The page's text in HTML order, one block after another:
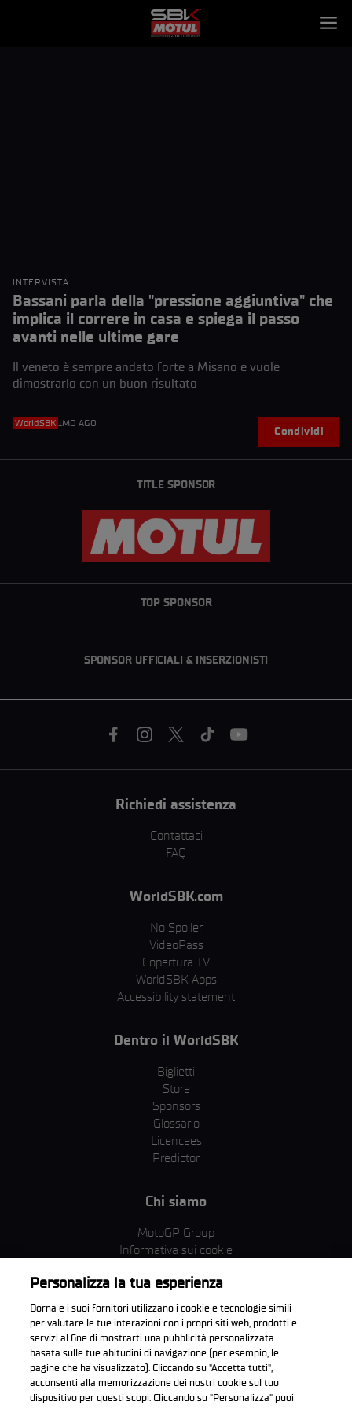
INTERVISTA
Bassani parla della "pressione aggiuntiva" che
implica il correre in casa e spiega il passo
avanti nelle ultime gare
Il veneto è sempre andato forte a Misano e vuole
dimostrarlo con un buon risultato
WorldSBK 1MO AGO
Condividi
TITLE SPONSOR
TOP SPONSOR
SPONSOR UFFICIALI & INSERZIONISTI
Richiedi assistenza
Contattaci
FAQ
WorldSBK.com
No Spoiler
VideoPass
Copertura TV
WorldSBK Apps
Accessibility statement
Dentro il WorldSBK
Biglietti
Store
Sponsors
Glossario
Licencees
Predictor
Chi siamo
MotoGP Group
Informativa sui cookie
Corporate & ESG
Condizioni della Privacy
Condizioni di acquisto
Scarica l'app ufficiale WorldSBK
Personalizza la tua esperienza
Dorna e i suoi fornitori utilizzano i cookie e tecnologie simili
per valutare le tue interazioni con i propri siti web, prodotti e
servizi al fine di mostrarti una pubblicità personalizzata
basata sulle tue abitudini di navigazione (per esempio, le
pagine che ha visualizzato). Cliccando su "Accetta tutti",
acconsenti alla memorizzazione dei nostri cookie sul tuo
dispositivo per questi scopi. Cliccando su "Personalizza" puoi